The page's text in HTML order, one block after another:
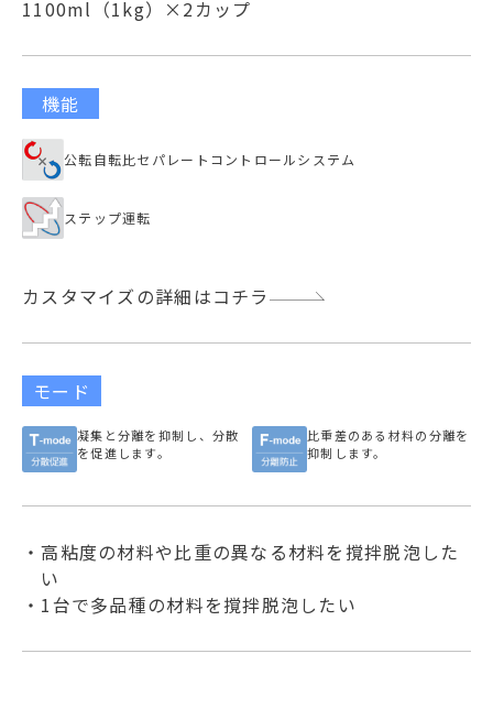
1100ml（1kg）×2カップ
機能
公転自転比セパレートコントロールシステム
ステップ運転
カスタマイズの詳細はコチラ
モード
凝集と分離を抑制し、分散
を促進します。
比重差のある材料の分離を
抑制します。
・高粘度の材料や比重の異なる材料を撹拌脱泡した
い
・1台で多品種の材料を撹拌脱泡したい